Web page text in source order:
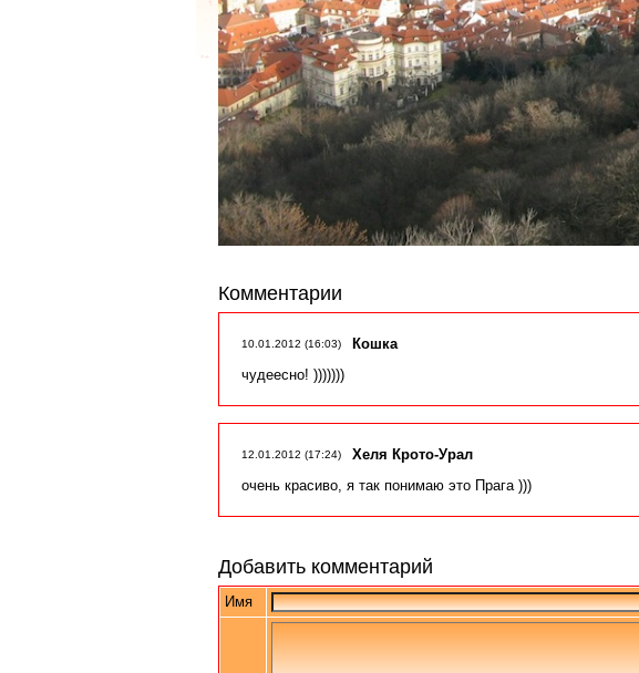
Комментарии
10.01.2012 (16:03)
Кошка
чудеесно! )))))))
12.01.2012 (17:24)
Хеля Крото-Урал
очень красиво, я так понимаю это Прага )))
Добавить комментарий
Имя